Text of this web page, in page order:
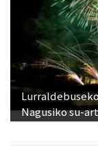
Nagusiko su-